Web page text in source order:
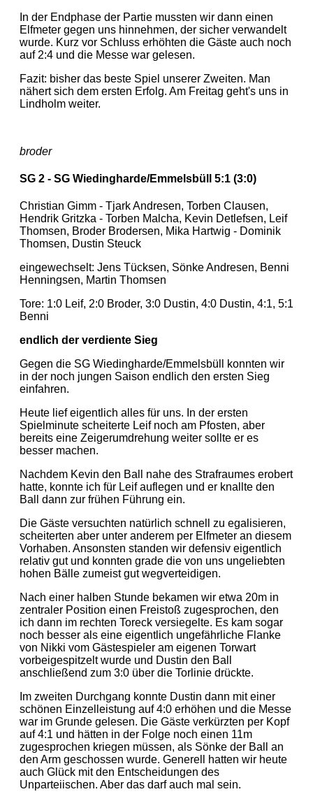
In der Endphase der Partie mussten wir dann einen
Elfmeter gegen uns hinnehmen, der sicher verwandelt
wurde. Kurz vor Schluss erhöhten die Gäste auch noch
auf 2:4 und die Messe war gelesen.
Fazit: bisher das beste Spiel unserer Zweiten. Man
nähert sich dem ersten Erfolg. Am Freitag geht's uns in
Lindholm weiter.
broder
SG 2 - SG Wiedingharde/Emmelsbüll 5:1 (3:0)
Christian Gimm - Tjark Andresen, Torben Clausen,
Hendrik Gritzka - Torben Malcha, Kevin Detlefsen, Leif
Thomsen, Broder Brodersen, Mika Hartwig - Dominik
Thomsen, Dustin Steuck
eingewechselt: Jens Tücksen, Sönke Andresen, Benni
Henningsen, Martin Thomsen
Tore: 1:0 Leif, 2:0 Broder, 3:0 Dustin, 4:0 Dustin, 4:1, 5:1
Benni
endlich der verdiente Sieg
Gegen die SG Wiedingharde/Emmelsbüll konnten wir
in der noch jungen Saison endlich den ersten Sieg
einfahren.
Heute lief eigentlich alles für uns. In der ersten
Spielminute scheiterte Leif noch am Pfosten, aber
bereits eine Zeigerumdrehung weiter sollte er es
besser machen.
Nachdem Kevin den Ball nahe des Strafraumes erobert
hatte, konnte ich für Leif auflegen und er knallte den
Ball dann zur frühen Führung ein.
Die Gäste versuchten natürlich schnell zu egalisieren,
scheiterten aber unter anderem per Elfmeter an diesem
Vorhaben. Ansonsten standen wir defensiv eigentlich
relativ gut und konnten grade die von uns ungeliebten
hohen Bälle zumeist gut wegverteidigen.
Nach einer halben Stunde bekamen wir etwa 20m in
zentraler Position einen Freistoß zugesprochen, den
ich dann im rechten Toreck versiegelte. Es kam sogar
noch besser als eine eigentlich ungefährliche Flanke
von Nikki vom Gästespieler am eigenen Torwart
vorbeigespitzelt wurde und Dustin den Ball
anschließend zum 3:0 über die Torlinie drückte.
Im zweiten Durchgang konnte Dustin dann mit einer
schönen Einzelleistung auf 4:0 erhöhen und die Messe
war im Grunde gelesen. Die Gäste verkürzten per Kopf
auf 4:1 und hätten in der Folge noch einen 11m
zugesprochen kriegen müssen, als Sönke der Ball an
den Arm geschossen wurde. Generell hatten wir heute
auch Glück mit den Entscheidungen des
Unparteiischen. Aber das darf auch mal sein.